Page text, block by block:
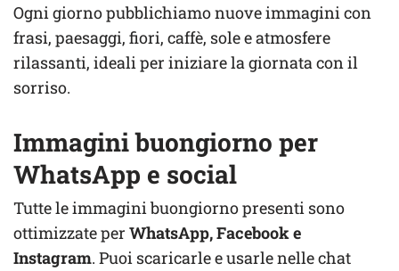
Ogni giorno pubblichiamo nuove immagini con
frasi, paesaggi, fiori, caffè, sole e atmosfere
rilassanti, ideali per iniziare la giornata con il
sorriso.
Immagini buongiorno per
WhatsApp e social
Tutte le immagini buongiorno presenti sono
ottimizzate per WhatsApp, Facebook e
Instagram. Puoi scaricarle e usarle nelle chat